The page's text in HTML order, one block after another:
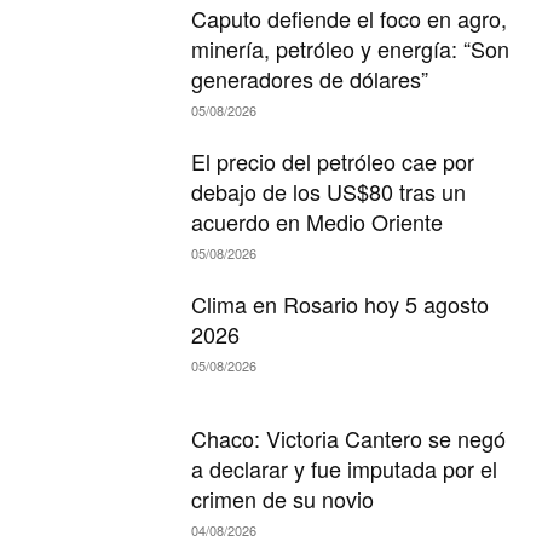
Caputo defiende el foco en agro,
minería, petróleo y energía: “Son
generadores de dólares”
05/08/2026
El precio del petróleo cae por
debajo de los US$80 tras un
acuerdo en Medio Oriente
05/08/2026
Clima en Rosario hoy 5 agosto
2026
05/08/2026
Chaco: Victoria Cantero se negó
a declarar y fue imputada por el
crimen de su novio
04/08/2026